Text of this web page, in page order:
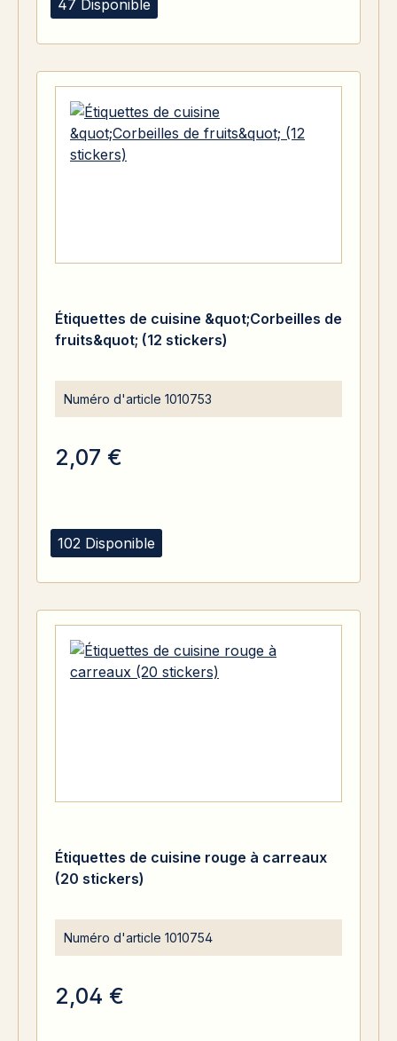
47 Disponible
102 Disponible
Étiquettes de cuisine &quot;Corbeilles de
fruits&quot; (12 stickers)
Numéro d'article 1010753
2,07 €
Étiquettes de cuisine rouge à carreaux
(20 stickers)
Numéro d'article 1010754
2,04 €